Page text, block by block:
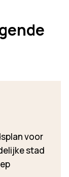
voor
stad